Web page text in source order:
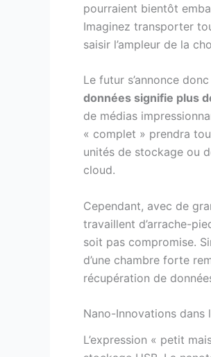
pourraient bientôt
Imaginez transporter
saisir l’ampleur de la
Le futur s’annonce
données signifie plus
de médias
« complet » prendra
unités de stockage ou
cloud.
Cependant, avec de
travaillent d’arrache-
soit pas compromise.
d’une chambre forte
récupération de
Nano-Innovations dans
L’expression « petit